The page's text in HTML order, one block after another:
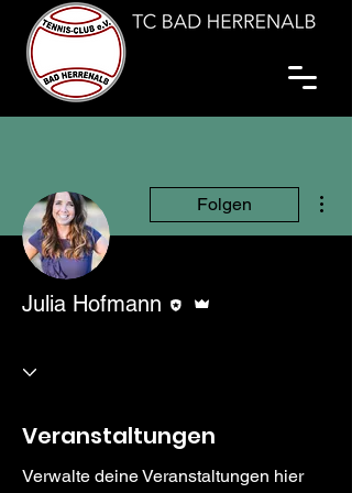
Folgen
Julia Hofmann
Veranstaltungen
Verwalte deine Veranstaltungen hier